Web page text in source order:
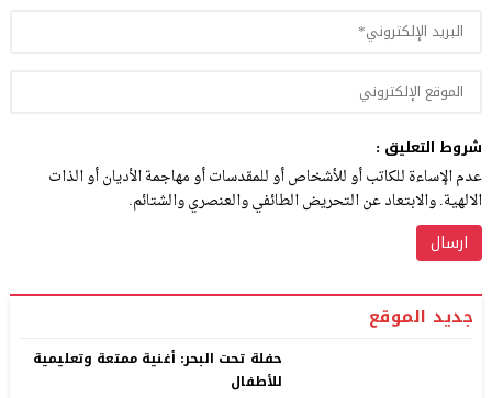
شروط التعليق :
عدم الإساءة للكاتب أو للأشخاص أو للمقدسات أو مهاجمة الأديان أو الذات
الالهية. والابتعاد عن التحريض الطائفي والعنصري والشتائم.
جديد الموقع
حفلة تحت البحر: أغنية ممتعة وتعليمية
للأطفال